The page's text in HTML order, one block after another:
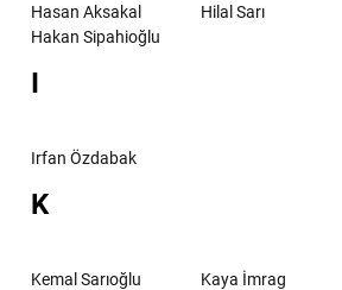
Hasan Aksakal
Hilal Sarı
Hakan Sipahioğlu
I
Irfan Özdabak
K
Kemal Sarıoğlu Kaya İmrag